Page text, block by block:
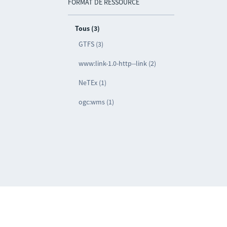
FORMAT DE RESSOURCE
Tous (3)
GTFS (3)
www:link-1.0-http--link (2)
NeTEx (1)
ogc:wms (1)